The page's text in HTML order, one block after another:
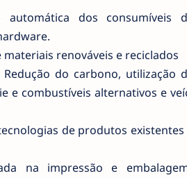
automática dos consumíveis
renováveis e reciclados
do carbono, utilização
e combustíveis alternativos e
de produtos
na impressão e